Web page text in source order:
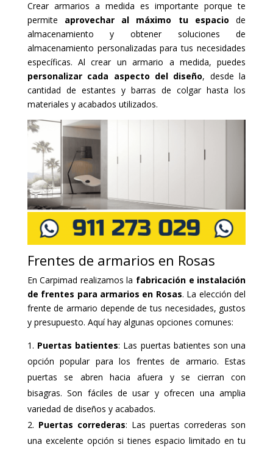
Crear armarios a medida es importante porque te
permite aprovechar al máximo tu espacio de
almacenamiento y obtener soluciones de
almacenamiento personalizadas para tus necesidades
específicas. Al crear un armario a medida, puedes
personalizar cada aspecto del diseño, desde la
cantidad de estantes y barras de colgar hasta los
materiales y acabados utilizados.
Frentes de armarios en Rosas
En Carpimad realizamos la fabricación e instalación
de frentes para armarios en Rosas. La elección del
frente de armario depende de tus necesidades, gustos
y presupuesto. Aquí hay algunas opciones comunes:
Puertas batientes: Las puertas batientes son una
opción popular para los frentes de armario. Estas
puertas se abren hacia afuera y se cierran con
bisagras. Son fáciles de usar y ofrecen una amplia
variedad de diseños y acabados.
Puertas correderas: Las puertas correderas son
una excelente opción si tienes espacio limitado en tu